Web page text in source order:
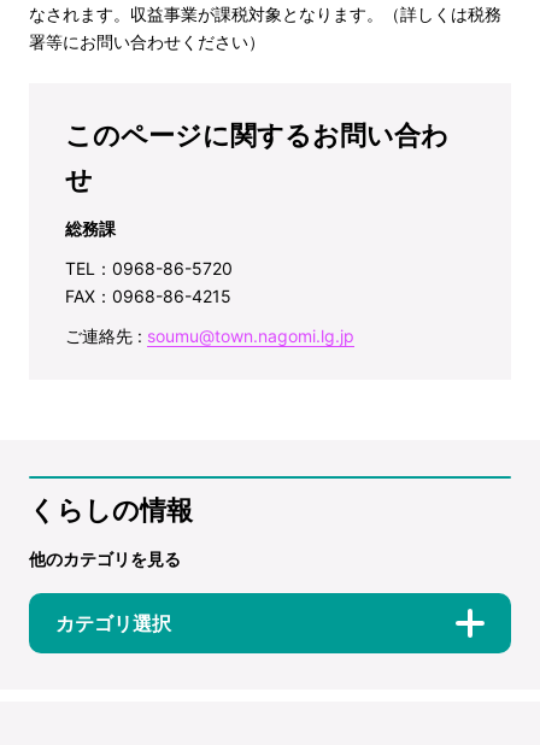
なされます。収益事業が課税対象となります。（詳しくは税務
署等にお問い合わせください）
このページに関するお問い合わ
せ
総務課
TEL：0968-86-5720
FAX：0968-86-4215
ご連絡先 : soumu@town.nagomi.lg.jp
くらしの情報
他のカテゴリを見る
カテゴリ選択